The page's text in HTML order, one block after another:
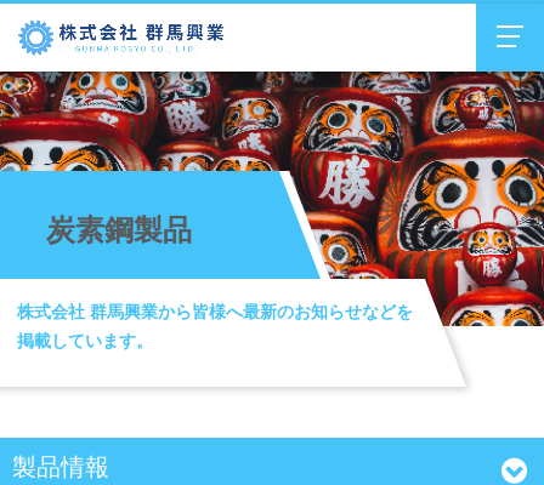
会社概要
機械精密加工事業
製品情報
設備情報
採用情報
炭素鋼製品
株式会社 群馬興業から皆様へ最新のお知らせなどを
掲載しています。
製品情報